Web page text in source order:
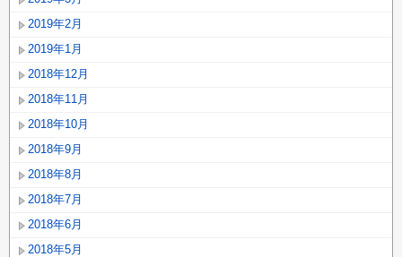
2019年2月
2019年1月
2018年12月
2018年11月
2018年10月
2018年9月
2018年8月
2018年7月
2018年6月
2018年5月